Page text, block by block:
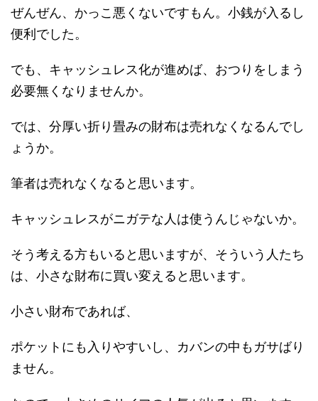
ぜんぜん、かっこ悪くないですもん。小銭が入るし
便利でした。
でも、キャッシュレス化が進めば、おつりをしまう
必要無くなりませんか。
では、分厚い折り畳みの財布は売れなくなるんでし
ょうか。
筆者は売れなくなると思います。
キャッシュレスがニガテな人は使うんじゃないか。
そう考える方もいると思いますが、そういう人たち
は、小さな財布に買い変えると思います。
小さい財布であれば、
ポケットにも入りやすいし、カバンの中もガサばり
ません。